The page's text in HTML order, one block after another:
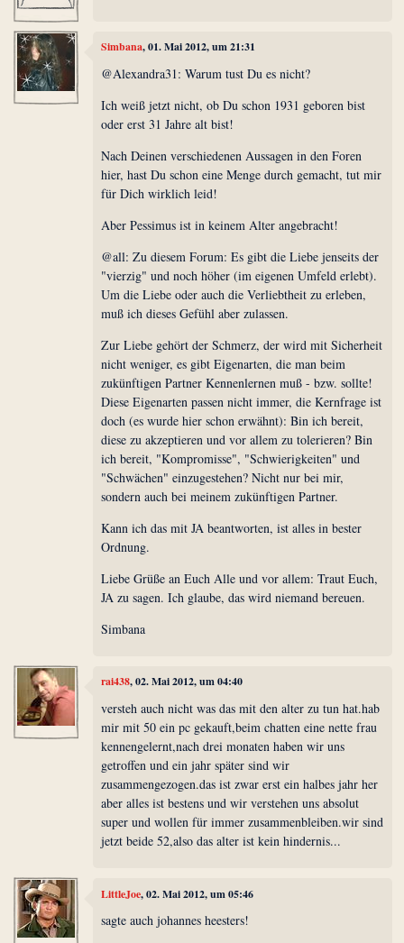
Simbana, 01. Mai 2012, um 21:31
@Alexandra31: Warum tust Du es nicht?
Ich weiß jetzt nicht, ob Du schon 1931 geboren bist
oder erst 31 Jahre alt bist!
Nach Deinen verschiedenen Aussagen in den Foren
hier, hast Du schon eine Menge durch gemacht, tut mir
für Dich wirklich leid!
Aber Pessimus ist in keinem Alter angebracht!
@all: Zu diesem Forum: Es gibt die Liebe jenseits der
"vierzig" und noch höher (im eigenen Umfeld erlebt).
Um die Liebe oder auch die Verliebtheit zu erleben,
muß ich dieses Gefühl aber zulassen.
Zur Liebe gehört der Schmerz, der wird mit Sicherheit
nicht weniger, es gibt Eigenarten, die man beim
zukünftigen Partner Kennenlernen muß - bzw. sollte!
Diese Eigenarten passen nicht immer, die Kernfrage ist
doch (es wurde hier schon erwähnt): Bin ich bereit,
diese zu akzeptieren und vor allem zu tolerieren? Bin
ich bereit, "Kompromisse", "Schwierigkeiten" und
"Schwächen" einzugestehen? Nicht nur bei mir,
sondern auch bei meinem zukünftigen Partner.
Kann ich das mit JA beantworten, ist alles in bester
Ordnung.
Liebe Grüße an Euch Alle und vor allem: Traut Euch,
JA zu sagen. Ich glaube, das wird niemand bereuen.
Simbana
rai438, 02. Mai 2012, um 04:40
versteh auch nicht was das mit den alter zu tun hat.hab
mir mit 50 ein pc gekauft,beim chatten eine nette frau
kennengelernt,nach drei monaten haben wir uns
getroffen und ein jahr später sind wir
zusammengezogen.das ist zwar erst ein halbes jahr her
aber alles ist bestens und wir verstehen uns absolut
super und wollen für immer zusammenbleiben.wir sind
jetzt beide 52,also das alter ist kein hindernis...
LittleJoe, 02. Mai 2012, um 05:46
sagte auch johannes heesters!